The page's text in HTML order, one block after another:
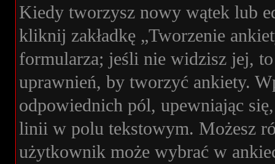
Kiedy tworzysz nowy wątek lub
kliknij zakładkę „Tworzenie
formularza; jeśli nie widzisz jej,
uprawnień, by tworzyć ankiety.
odpowiednich pól, upewniając
linii w polu tekstowym. Możesz
użytkownik może wybrać w